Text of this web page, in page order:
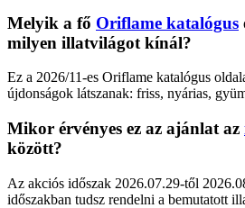
Melyik a fő Oriflame katalógus
milyen illatvilágot kínál?
Ez a 2026/11-es Oriflame katalógus
újdonságok látszanak: friss, nyárias,
Mikor érvényes ez az ajánlat az
között?
Az akciós időszak 2026.07.29-től
időszakban tudsz rendelni a bemutatott